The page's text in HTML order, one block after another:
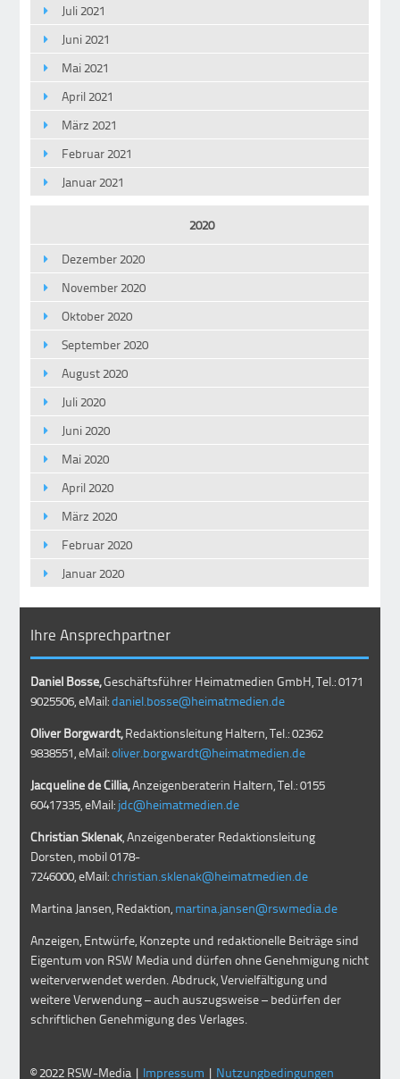
Juli 2021
Juni 2021
Mai 2021
April 2021
März 2021
Februar 2021
Januar 2021
2020
Dezember 2020
November 2020
Oktober 2020
September 2020
August 2020
Juli 2020
Juni 2020
Mai 2020
April 2020
März 2020
Februar 2020
Januar 2020
Ihre Ansprechpartner
Daniel Bosse,Geschäftsführer Heimatmedien GmbH, Tel.: 0171
9025506, eMail:daniel.bosse@heimatmedien.de
Oliver Borgwardt,Redaktionsleitung Haltern, Tel.: 02362
9838551, eMail:oliver.borgwardt@heimatmedien.de
Jacqueline de Cillia,Anzeigenberaterin Haltern, Tel.: 0155
60417335, eMail: jdc@heimatmedien.de
Christian Sklenak , Anzeigenberater Redaktionsleitung
Dorsten, mobil0178-
7246000 , eMail:christian.sklenak@heimatmedien.de
Martina Jansen, Redaktion, martina.jansen@rswmedia.de
Anzeigen, Entwürfe, Konzepte und redaktionelle Beiträge sind
Eigentum von RSW Media und dürfen ohne Genehmigung nicht
weiterverwendet werden. Abdruck, Vervielfältigung und
weitere Verwendung – auch auszugsweise – bedürfen der
schriftlichen Genehmigung des Verlages.
© 2022 RSW-Media | Impressum | Nutzungbedingungen